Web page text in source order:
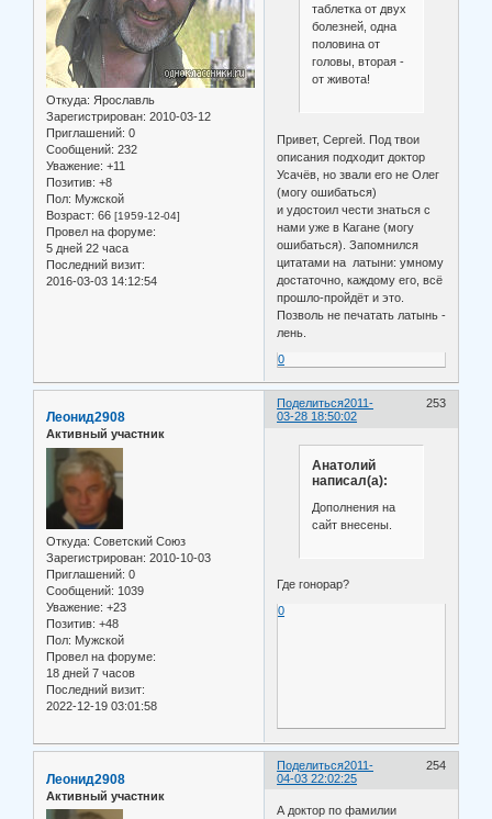
Откуда: Ярославль
Зарегистрирован: 2010-03-12
Приглашений: 0
Сообщений: 232
Уважение: +11
Позитив: +8
Пол: Мужской
Возраст: 66 [1959-12-04]
Провел на форуме:
5 дней 22 часа
Последний визит:
2016-03-03 14:12:54
таблетка от двух
болезней, одна
половина от
головы, вторая -
от живота!
Привет, Сергей. Под твои
описания подходит доктор
Усачёв, но звали его не Олег
(могу ошибаться)
и удостоил чести знаться с
нами уже в Кагане (могу
ошибаться). Запомнился
цитатами на латыни: умному
достаточно, каждому его, всё
прошло-пройдёт и это.
Позволь не печатать латынь -
лень.
0
Поделиться 253
2011-
03-28 18:50:02
Леонид2908
Активный участник
Откуда: Советский Союз
Зарегистрирован: 2010-10-03
Приглашений: 0
Сообщений: 1039
Уважение: +23
Позитив: +48
Пол: Мужской
Провел на форуме:
18 дней 7 часов
Последний визит:
2022-12-19 03:01:58
Анатолий
написал(а):
Дополнения на
сайт внесены.
Где гонорар?
0
Поделиться 254
2011-
04-03 22:02:25
Леонид2908
Активный участник
А доктор по фамилии